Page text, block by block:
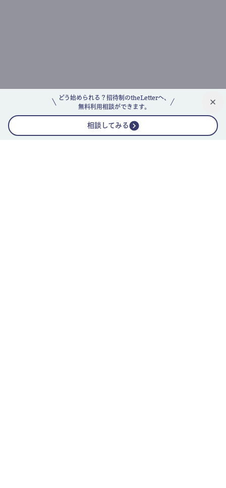
どう始められる？招待制のtheLetterへ、
無料利用相談ができます。
相談してみる